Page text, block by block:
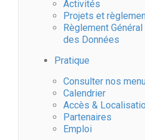
Activités
Projets et
Règlement
des Données
Pratique
Consulter nos
Calendrier
Accès &
Partenaires
Emploi